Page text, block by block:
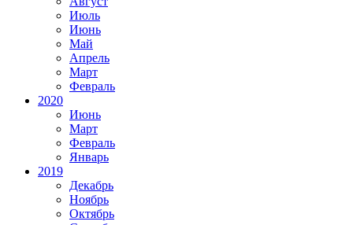
Июль
Июнь
Май
Апрель
Март
Февраль
2020
Июнь
Март
Февраль
Январь
2019
Декабрь
Ноябрь
Октябрь